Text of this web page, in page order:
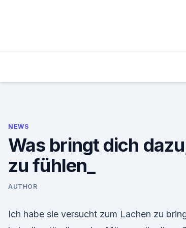
NEWS
Was bringt dich
zu fühlen_
AUTHOR
Ich habe sie versucht zum Lachen zu